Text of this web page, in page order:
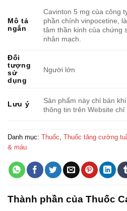
Mô tả
ngắn
Cavinton 5 mg của công
phần chính vinpocetine,
tâm thần kinh của chứng
nhân mạch.
Đối
tượng
sử
dụng
Người lớn
Lưu ý
Sản phẩm này chỉ bán
thông tin trên Website
Danh mục: Thuốc, Thuốc tăng cường
& máu
Thành phần của Thuốc